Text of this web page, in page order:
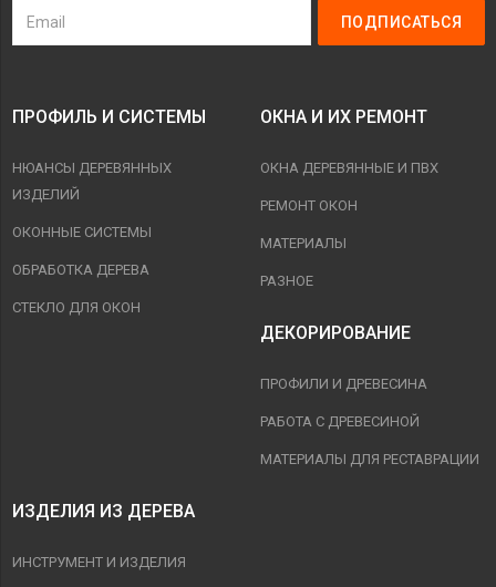
ПРОФИЛЬ И СИСТЕМЫ
НЮАНСЫ ДЕРЕВЯННЫХ
ИЗДЕЛИЙ
ОКОННЫЕ СИСТЕМЫ
ОБРАБОТКА ДЕРЕВА
СТЕКЛО ДЛЯ ОКОН
ОКНА И ИХ РЕМОНТ
ОКНА ДЕРЕВЯННЫЕ И ПВХ
РЕМОНТ ОКОН
МАТЕРИАЛЫ
РАЗНОЕ
ДЕКОРИРОВАНИЕ
ПРОФИЛИ И ДРЕВЕСИНА
РАБОТА С ДРЕВЕСИНОЙ
МАТЕРИАЛЫ ДЛЯ РЕСТАВРАЦИИ
ИЗДЕЛИЯ ИЗ ДЕРЕВА
ИНСТРУМЕНТ И ИЗДЕЛИЯ